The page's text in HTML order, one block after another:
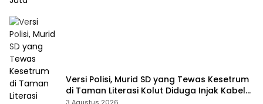
Versi Polisi, Murid SD yang Tewas Kesetrum
di Taman Literasi Kolut Diduga Injak Kabel